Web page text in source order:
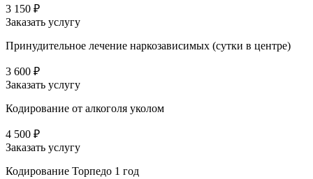
3 150 ₽
Заказать услугу
Принудительное лечение наркозависимых (сутки в центре)
3 600 ₽
Заказать услугу
Кодирование от алкоголя уколом
4 500 ₽
Заказать услугу
Кодирование Торпедо 1 год